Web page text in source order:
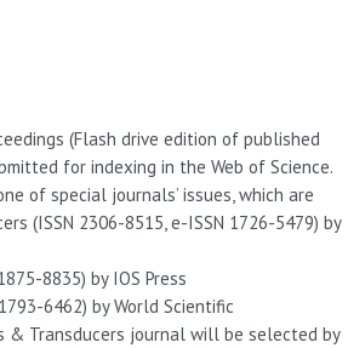
(Flash drive edition of published
for indexing in the Web of Science.
of special journals’ issues, which are
(ISSN 2306-8515, e-ISSN 1726-5479) by
8835) by IOS Press
6462) by World Scientific
& Transducers journal will be selected by